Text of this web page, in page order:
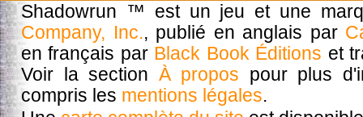
Shadowrun ™ est un jeu et une
Company, Inc., publié en anglais par
en français par Black Book Éditions et
Voir la section À propos pour plus
compris les mentions légales.